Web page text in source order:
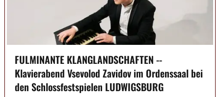
FULMINANTE KLANGLANDSCHAFTEN --
Klavierabend Vsevolod Zavidov im Ordenssaal bei
den Schlossfestspielen LUDWIGSBURG